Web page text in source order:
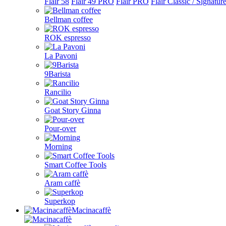
Bellman coffee
ROK espresso
La Pavoni
9Barista
Rancilio
Goat Story Ginna
Pour-over
Morning
Smart Coffee Tools
Aram caffè
Superkop
Macinacaffè